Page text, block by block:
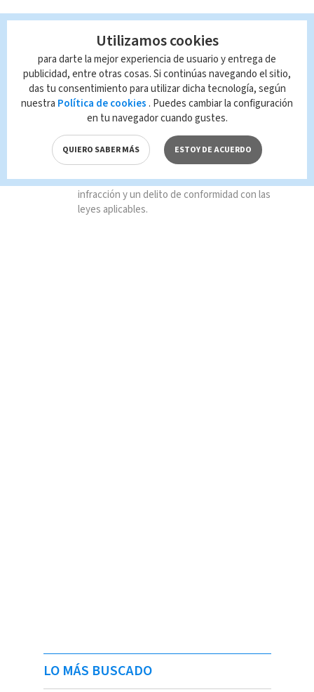
Nacional Puntarenas Navidad
Santa Claus
Queda prohibida la reproducción total o
parcial del contenido de esta página, mismo
que es propiedad de TELEDIARIO; su
reproducción no autorizada constituye una
infracción y un delito de conformidad con las
leyes aplicables.
LO MÁS BUSCADO
Utilizamos cookies
para darte la mejor experiencia de usuario y entrega de
publicidad, entre otras cosas. Si continúas navegando el sitio,
das tu consentimiento para utilizar dicha tecnología, según
nuestra Política de cookies . Puedes cambiar la configuración
en tu navegador cuando gustes.
QUIERO SABER MÁS ESTOY DE ACUERDO